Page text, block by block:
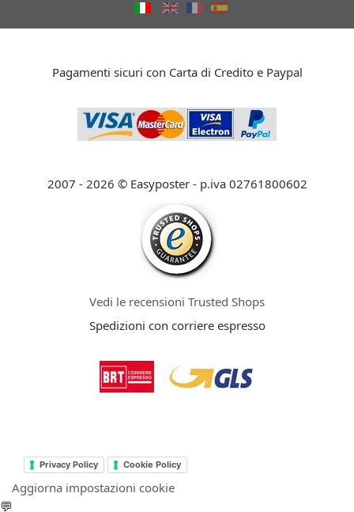
Pagamenti sicuri con Carta di Credito e Paypal
2007 - 2026 © Easyposter - p.iva 02761800602
Vedi le recensioni Trusted Shops
Spedizioni con corriere espresso
Privacy Policy Cookie Policy
Aggiorna impostazioni cookie
💬